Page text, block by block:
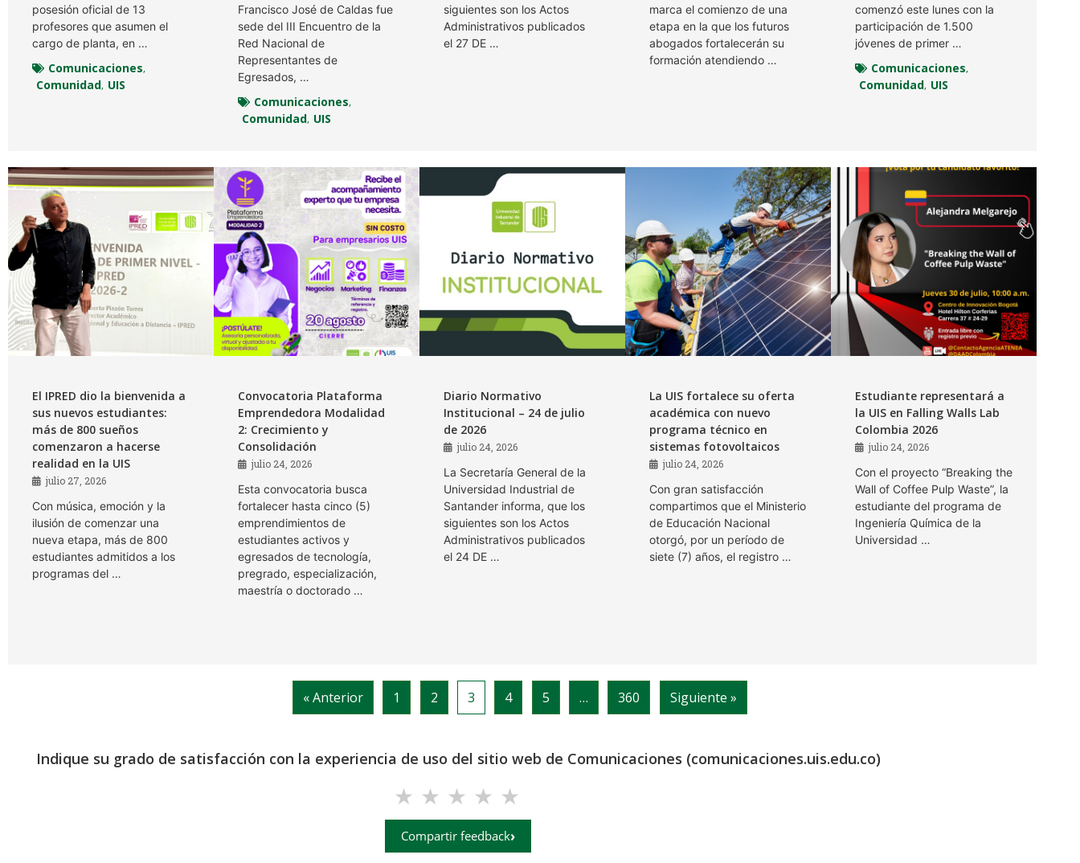
posesión oficial de 13
profesores que asumen el
cargo de planta, en …
Comunicaciones,
Comunidad, UIS
Francisco José de Caldas fue
sede del III Encuentro de la
Red Nacional de
Representantes de
Egresados, …
Comunicaciones,
Comunidad, UIS
siguientes son los Actos
Administrativos publicados
el 27 DE …
marca el comienzo de una
etapa en la que los futuros
abogados fortalecerán su
formación atendiendo …
comenzó este lunes con la
participación de 1.500
jóvenes de primer …
Comunicaciones,
Comunidad, UIS
El IPRED dio la bienvenida a
sus nuevos estudiantes:
más de 800 sueños
comenzaron a hacerse
realidad en la UIS
julio 27, 2026
Con música, emoción y la
ilusión de comenzar una
nueva etapa, más de 800
estudiantes admitidos a los
programas del …
Convocatoria Plataforma
Emprendedora Modalidad
2: Crecimiento y
Consolidación
julio 24, 2026
Esta convocatoria busca
fortalecer hasta cinco (5)
emprendimientos de
estudiantes activos y
egresados de tecnología,
pregrado, especialización,
maestría o doctorado …
Diario Normativo
Institucional – 24 de julio
de 2026
julio 24, 2026
La Secretaría General de la
Universidad Industrial de
Santander informa, que los
siguientes son los Actos
Administrativos publicados
el 24 DE …
La UIS fortalece su oferta
académica con nuevo
programa técnico en
sistemas fotovoltaicos
julio 24, 2026
Con gran satisfacción
compartimos que el Ministerio
de Educación Nacional
otorgó, por un período de
siete (7) años, el registro …
Estudiante representará a
la UIS en Falling Walls Lab
Colombia 2026
julio 24, 2026
Con el proyecto “Breaking the
Wall of Coffee Pulp Waste”, la
estudiante del programa de
Ingeniería Química de la
Universidad …
« Anterior 1 2 3 4 5 … 360 Siguiente »
Indique su grado de satisfacción con la experiencia de uso del sitio web de Comunicaciones (comunicaciones.uis.edu.co)